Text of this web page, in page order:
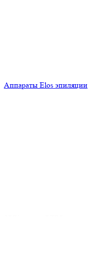
Аппараты Elos эпиляции